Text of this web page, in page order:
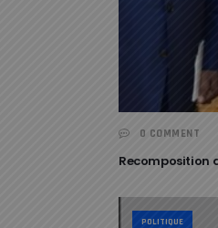
0 COMMENT
Recomposition
POLITIQUE